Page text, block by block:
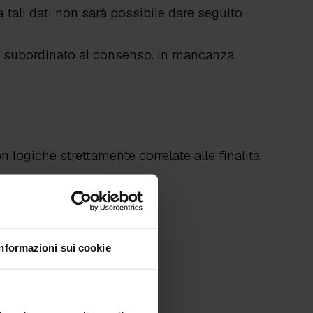
sui cookie
tali dati non sarà possibile dare seguito
al consenso. In mancanza,
logiche strettamente correlate alle finalità